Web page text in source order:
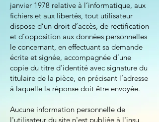
janvier 1978 relative à l’informatique, aux
fichiers et aux libertés, tout utilisateur
dispose d’un droit d’accès, de rectification
et d’opposition aux données personnelles
le concernant, en effectuant sa demande
écrite et signée, accompagnée d’une
copie du titre d’identité avec signature du
titulaire de la pièce, en précisant l’adresse
à laquelle la réponse doit être envoyée.
Aucune information personnelle de
l'utilisateur du site n'est publiée à l'insu